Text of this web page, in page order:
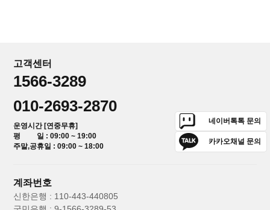
고객센터
1566-3289
010-2693-2870
운영시간 [연중무휴]
평 일 : 09:00 ~ 19:00
주말,공휴일 : 09:00 ~ 18:00
네이버톡톡 문의
카카오채널 문의
계좌번호
신한은행 : 110-443-440805